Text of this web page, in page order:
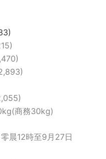
商務30kg)
晨12時至9月27日